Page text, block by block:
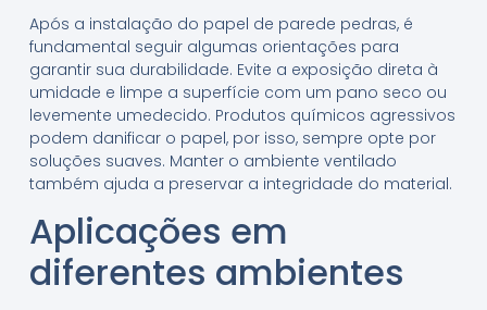
Após a instalação do papel de parede pedras, é
fundamental seguir algumas orientações para
garantir sua durabilidade. Evite a exposição direta à
umidade e limpe a superfície com um pano seco ou
levemente umedecido. Produtos químicos agressivos
podem danificar o papel, por isso, sempre opte por
soluções suaves. Manter o ambiente ventilado
também ajuda a preservar a integridade do material.
Aplicações em
diferentes ambientes